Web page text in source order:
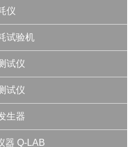
仪
试验机
试仪
试仪
生器
器 Q-LAB